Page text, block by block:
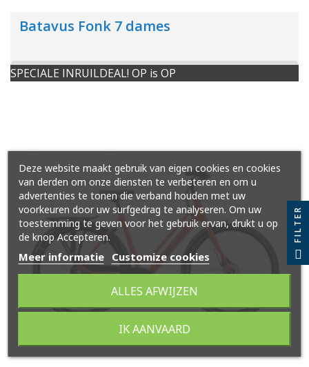
Batavus Fonk 7 dames
SPECIALE INRUILDEAL! OP is OP
Deze website maakt gebruik van eigen cookies en cookies
van derden om onze diensten te verbeteren en om u
advertenties te tonen die verband houden met uw
voorkeuren door uw surfgedrag te analyseren. Om uw
toestemming te geven voor het gebruik ervan, drukt u op
de knop Accepteren.
Meer informatie Customize cookies
ALLES AFWIJZEN
IK AANVAARD
FILTER